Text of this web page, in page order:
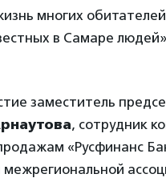
многих
в Самаре
заместитель
, сотрудник
«Русфинанс